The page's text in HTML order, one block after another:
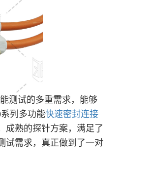
测试的多重需求，能够
列多功能快速密封连接
成熟的探针方案，满足了
试需求，真正做到了一对